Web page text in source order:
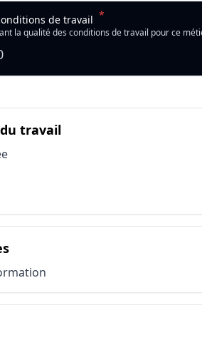
de travail : Animateur-
Indicateur
Animateur-
de travail * Animateur-
la qualité des conditions de travail pour ce
: Animateur-coordinateur
En
professionnels
Travail
travaildu métier
du métier Animateur-
Animateur-